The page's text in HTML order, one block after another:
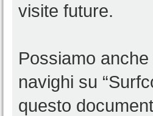
visite future.
Possiamo
navighi su
questo